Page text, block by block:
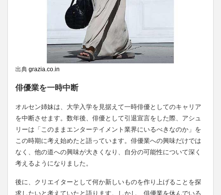
出典 grazia.co.in
俳優業を一時中断
オルセン姉妹は、大学入学を見据えて一時俳優としてのキャリア
を中断させます。数年後、俳優として引退宣言をした際、アシュ
リーは「このままエンターテイメント業界にいるべきなのか」を
この時期に考え始めたと語っています。俳優業への興味だけでは
なく、他の道への興味が大きくなり、自分の可能性について深く
考えるようになりました。
後に、クリエイターとして何か新しいものを作り上げることを探
求したいと考えていたと語ります。しかし、俳優業を休んでいる